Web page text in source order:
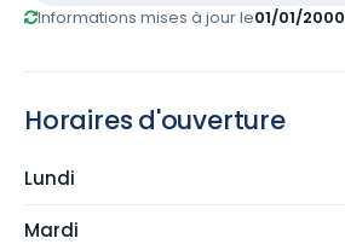
Informations mises à jour le01/01/2000
Horaires d'ouverture
Lundi
Mardi